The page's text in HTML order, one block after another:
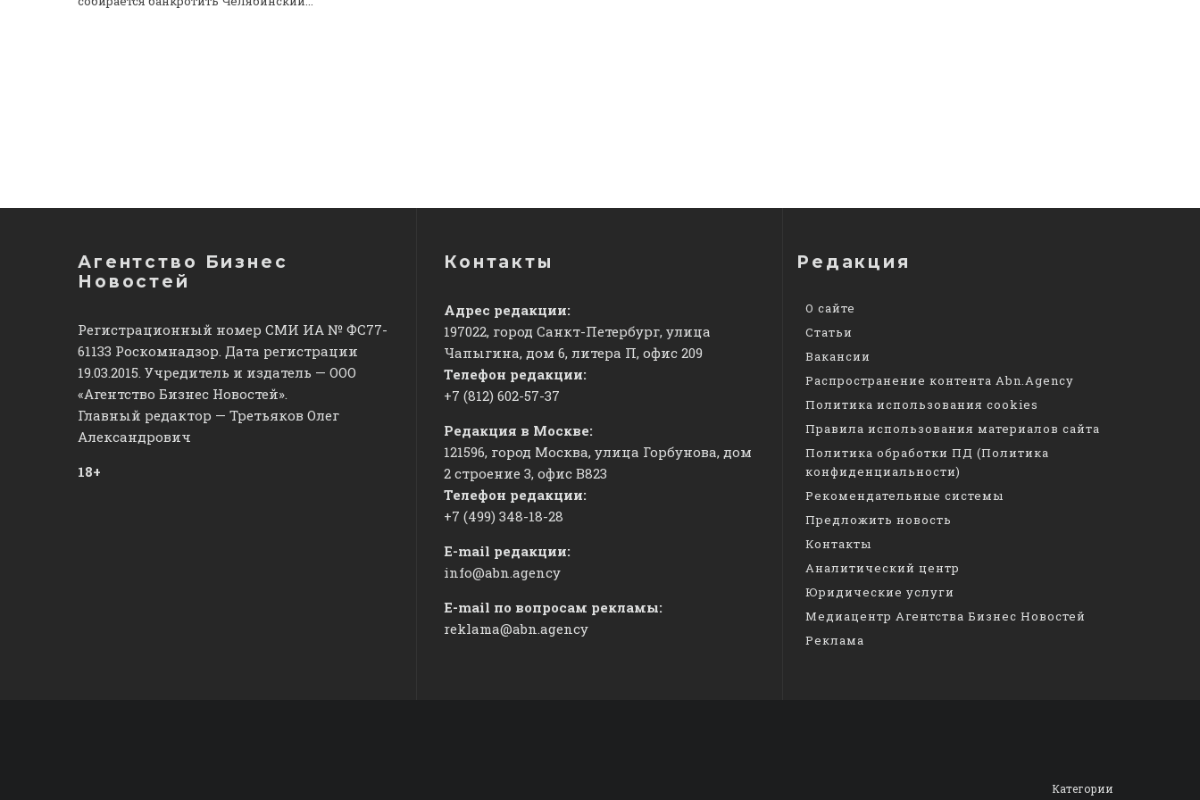
Агентство Бизнес
Новостей
Регистрационный номер СМИ ИА № ФС77-
61133 Роскомнадзор. Дата регистрации
19.03.2015. Учредитель и издатель — ООО
«Агентство Бизнес Новостей».
Главный редактор — Третьяков Олег
Александрович
18+
Контакты
Адрес редакции:
197022, город Санкт-Петербург, улица
Чапыгина, дом 6, литера П, офис 209
Телефон редакции:
+7 (812) 602-57-37
Редакция в Москве:
121596, город Москва, улица Горбунова, дом
2 строение 3, офис ​В823
Телефон редакции:
+7 (499) 348-18-28
E-mail редакции:
info@abn.agency
E-mail по вопросам рекламы:
reklama@abn.agency
Редакция
О сайте
Статьи
Вакансии
Распространение контента Abn.Agency
Политика использования cookies
Правила использования материалов сайта
Политика обработки ПД (Политика
конфиденциальности)
Рекомендательные системы
Предложить новость
Контакты
Аналитический центр
Юридические услуги
Медиацентр Агентства Бизнес Новостей
Реклама
Категории